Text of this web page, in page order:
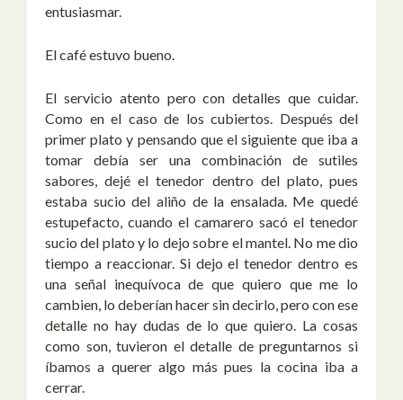
entusiasmar.
El café estuvo bueno.
El servicio atento pero con detalles que cuidar.
Como en el caso de los cubiertos. Después del
primer plato y pensando que el siguiente que iba a
tomar debía ser una combinación de sutiles
sabores, dejé el tenedor dentro del plato, pues
estaba sucio del aliño de la ensalada. Me quedé
estupefacto, cuando el camarero sacó el tenedor
sucio del plato y lo dejo sobre el mantel. No me dio
tiempo a reaccionar. Si dejo el tenedor dentro es
una señal inequívoca de que quiero que me lo
cambien, lo deberían hacer sin decirlo, pero con ese
detalle no hay dudas de lo que quiero. La cosas
como son, tuvieron el detalle de preguntarnos si
íbamos a querer algo más pues la cocina iba a
cerrar.